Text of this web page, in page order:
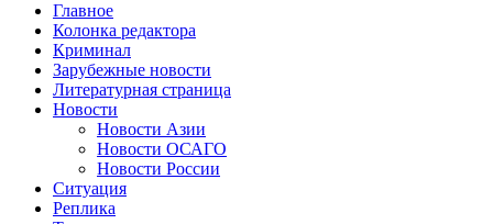
Главное
Колонка редактора
Криминал
Зарубежные новости
Литературная страница
Новости
Новости Азии
Новости ОСАГО
Новости России
Ситуация
Реплика